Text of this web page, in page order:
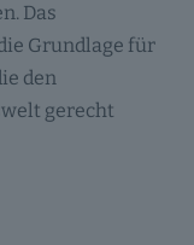
Das
Grundlage für
den
gerecht